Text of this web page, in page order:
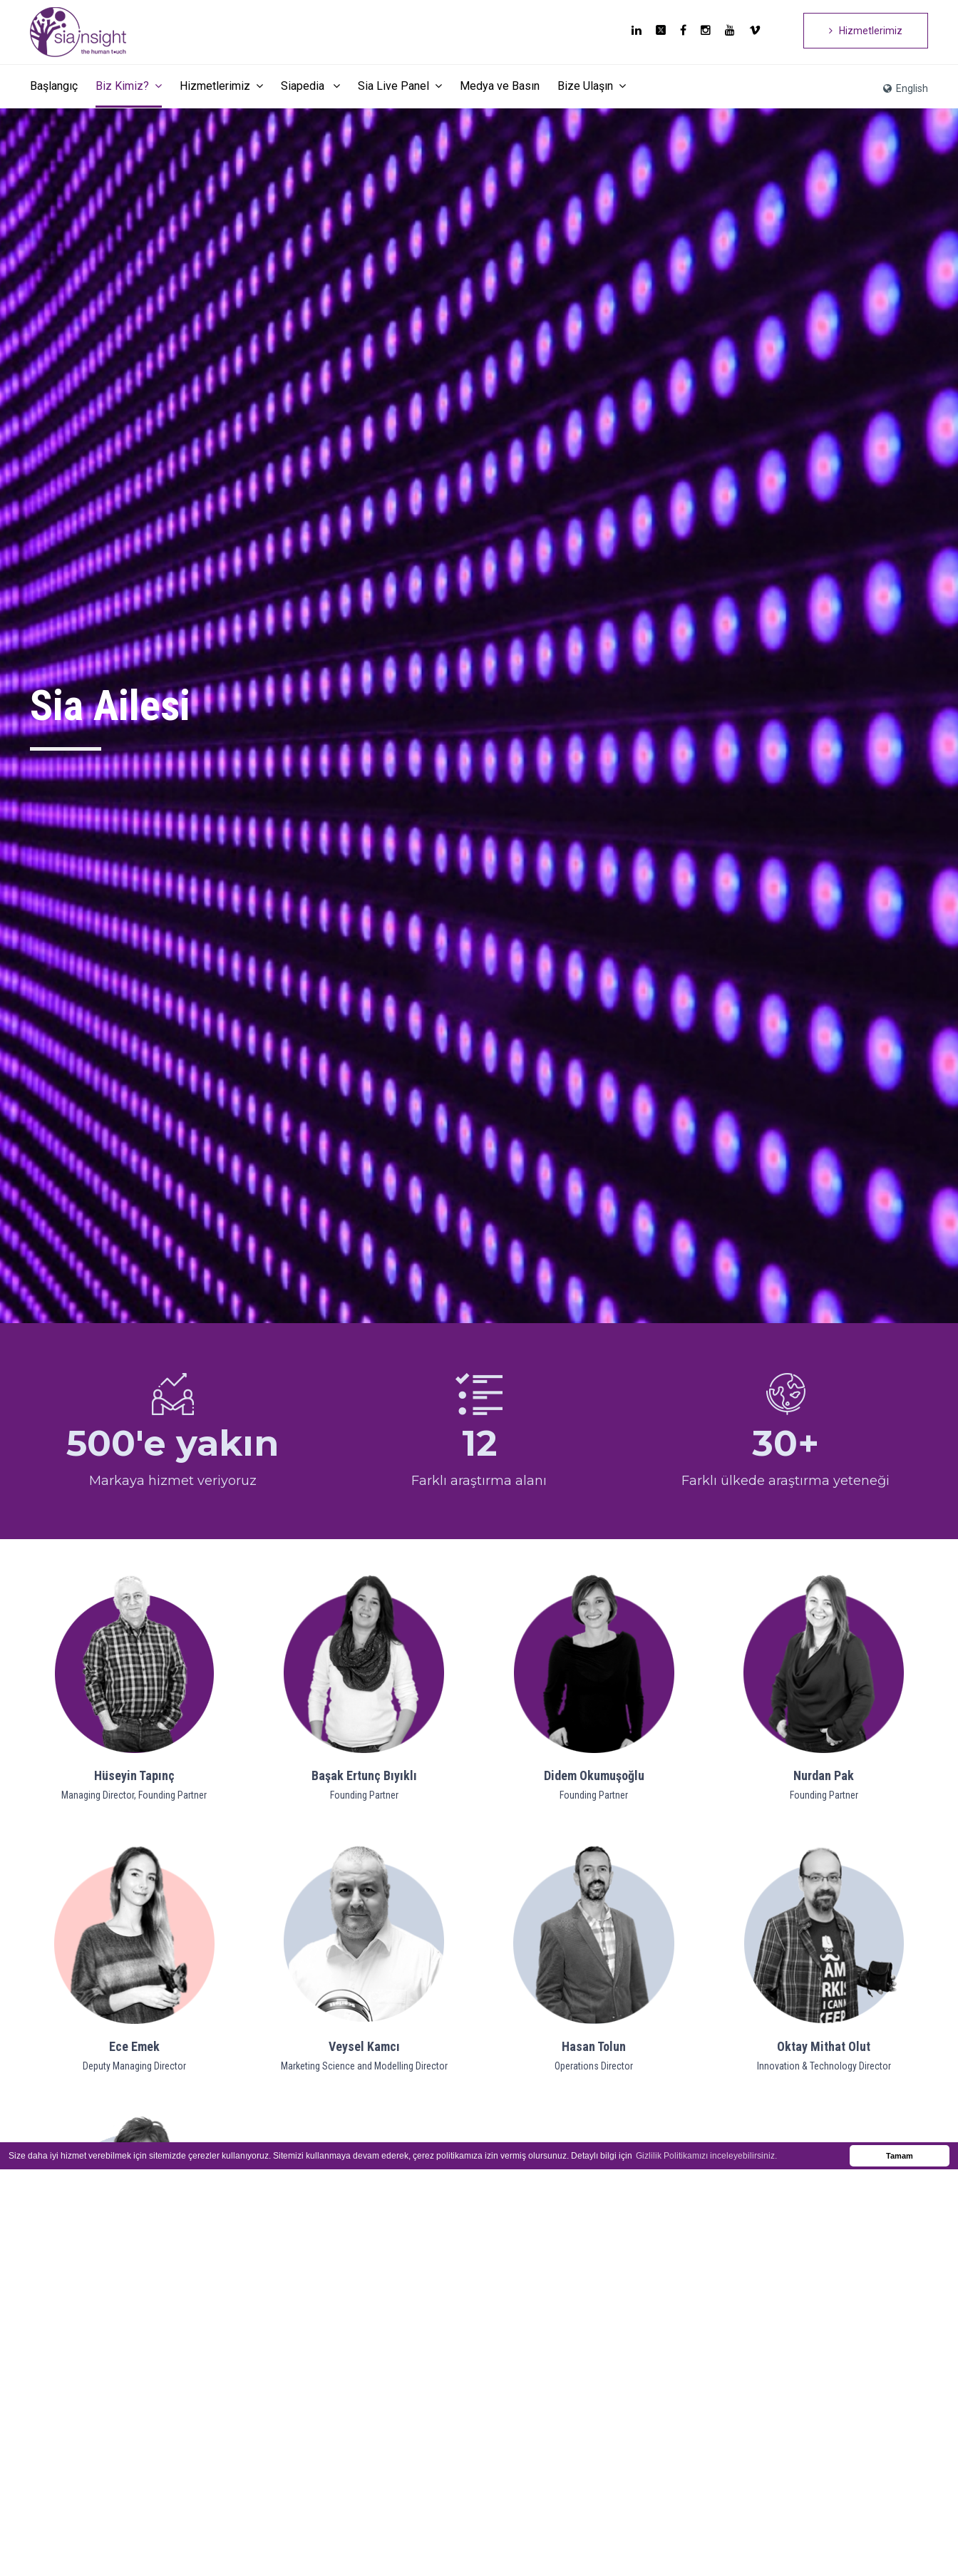
Size daha iyi hizmet verebilmek için sitemizde çerezler kullanıyoruz. Sitemizi kullanmaya devam ederek, çerez politikamıza izin vermiş olursunuz. Detaylı bilgi için Gizlilik Politikamızı inceleyebilirsiniz. Tamam
Hizmetlerimiz
English
Başlangıç Biz Kimiz? Hizmetlerimiz Siapedia Sia Live Panel Medya ve Basın Bize Ulaşın
Sia Ailesi
500'e yakın
Markaya hizmet veriyoruz
12
Farklı araştırma alanı
30+
Farklı ülkede araştırma yeteneği
Hüseyin Tapınç
Managing Director, Founding Partner
Başak Ertunç Bıyıklı
Founding Partner
Didem Okumuşoğlu
Founding Partner
Nurdan Pak
Founding Partner
Ece Emek
Deputy Managing Director
Veysel Kamcı
Marketing Science and Modelling Director
Hasan Tolun
Operations Director
Oktay Mithat Olut
Innovation & Technology Director